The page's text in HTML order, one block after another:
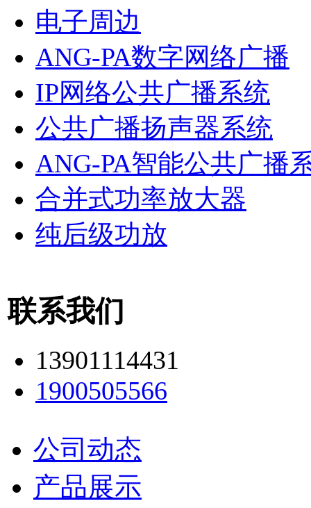
电子周边
ANG-PA数字网络广播
IP网络公共广播系统
公共广播扬声器系统
ANG-PA智能公共广播
合并式功率放大器
纯后级功放
联系我们
13901114431
1900505566
公司动态
产品展示